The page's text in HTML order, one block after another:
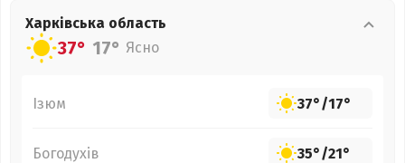
Харківська область
37° 17° Ясно
Ізюм 37°/17°
Богодухів 35°/21°